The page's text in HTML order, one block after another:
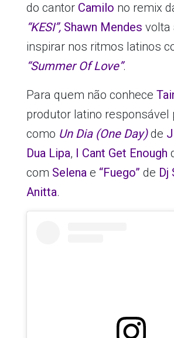
do cantor Camilo no remix
“KESI”, Shawn Mendes volta
inspirar nos ritmos latinos
“Summer Of Love”.
Para quem não conhece
produtor latino responsável
como Un Dia (One Day)de
Dua Lipa, I Cant Get Enough
com Selenae “Fuego” de Dj
Anitta.